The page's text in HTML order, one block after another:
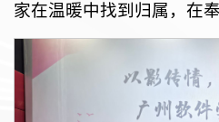
家在温暖中找到归属，在